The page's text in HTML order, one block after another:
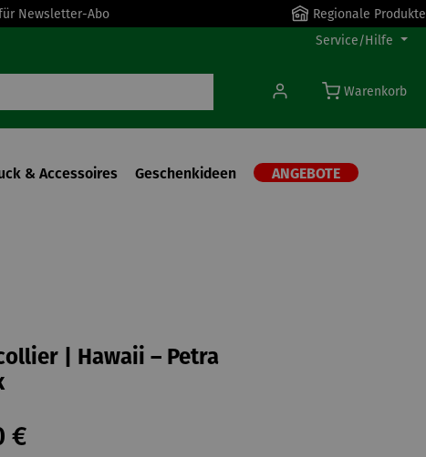
Newsletter-Abo
Regionale Produkte
Service/Hilfe
Warenkorb
& Accessoires Geschenkideen ANGEBOTE
| Hawaii – Petra
€